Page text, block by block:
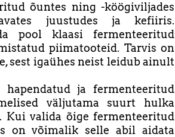
õuntes ning -köögiviljades
juustudes ja kefiiris.
pool klaasi fermenteeritud
piimatooteid. Tarvis on
sest igaühes neist leidub ainult
hapendatud ja fermenteeritud
väljutama suurt hulka
Kui valida õige fermenteeritud
on võimalik selle abil aidata